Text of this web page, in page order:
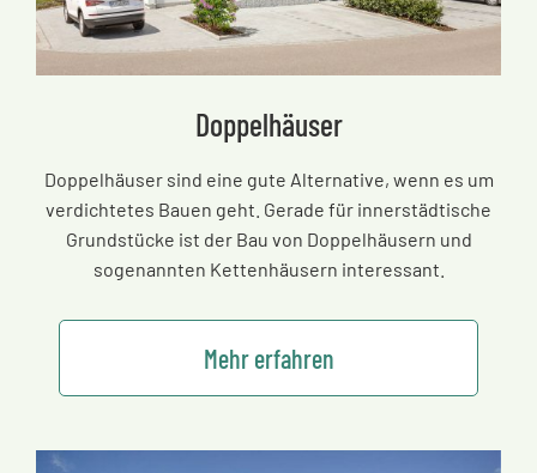
Doppelhäuser
Doppelhäuser sind eine gute Alternative, wenn es um
verdichtetes Bauen geht. Gerade für innerstädtische
Grundstücke ist der Bau von Doppelhäusern und
sogenannten Kettenhäusern interessant.
Mehr erfahren